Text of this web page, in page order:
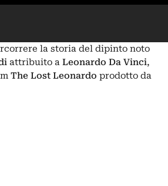
la storia del dipinto noto
attribuito a Leonardo Da Vinci,
The Lost Leonardo prodotto da